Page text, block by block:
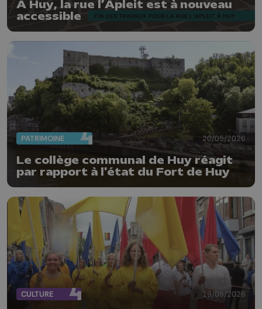
À Huy, la rue l’Apleit est à nouveau
accessible
PATRIMOINE 20/05/2026
Le collège communal de Huy réagit
par rapport à l'état du Fort de Huy
CULTURE 19/05/2026